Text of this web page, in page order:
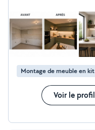
Montage de meuble en kit
Voir le profil